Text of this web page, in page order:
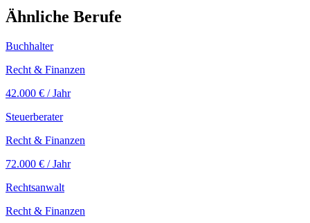
Ähnliche Berufe
Buchhalter
Recht & Finanzen
42.000 € / Jahr
Steuerberater
Recht & Finanzen
72.000 € / Jahr
Rechtsanwalt
Recht & Finanzen